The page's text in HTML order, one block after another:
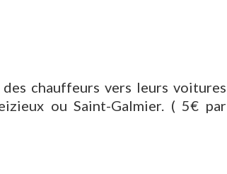
chauffeurs vers leurs voitures
ou Saint-Galmier. ( 5€ par